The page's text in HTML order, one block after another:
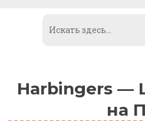
Harbingers —
на